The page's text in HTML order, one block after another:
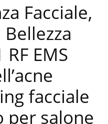
Facciale,
EMS
facciale
per salone